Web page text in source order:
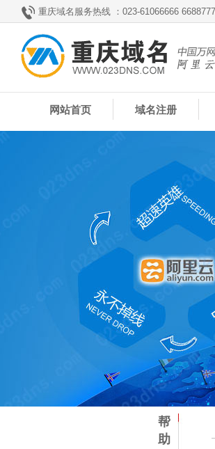
重庆域名服务热线 ：023-61066666
网站首页 域名注册
帮
助